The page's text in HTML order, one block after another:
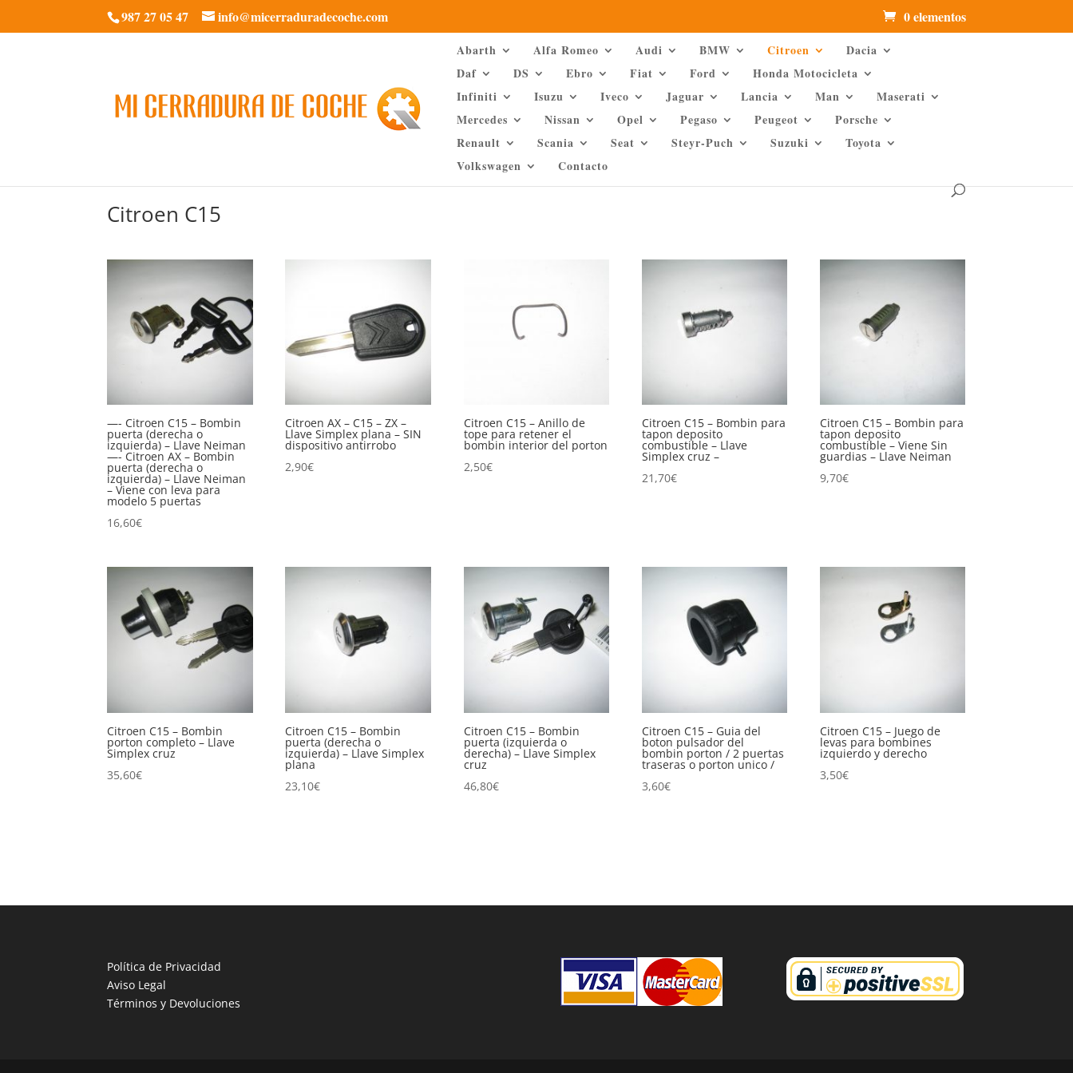
987 27 05 47 info@micerraduradecoche.com 0 elementos
Abarth Alfa Romeo Audi BMW Citroen
Dacia
Daf
DS Ebro Fiat Ford
Honda Motocicleta
Infiniti
Isuzu Iveco Jaguar Lancia Man
Maserati
Mercedes
Nissan Opel Pegaso Peugeot
Porsche
Renault
Scania Seat Steyr-Puch Suzuki
Toyota
Volkswagen
Contacto
Citroen C15
—- Citroen C15 – Bombin
puerta (derecha o
izquierda) – Llave Neiman
—- Citroen AX – Bombin
puerta (derecha o
izquierda) – Llave Neiman
– Viene con leva para
modelo 5 puertas
16,60€
Citroen AX – C15 – ZX –
Llave Simplex plana – SIN
dispositivo antirrobo
2,90€
Citroen C15 – Anillo de
tope para retener el
bombin interior del porton
2,50€
Citroen C15 – Bombin para
tapon deposito
combustible – Llave
Simplex cruz –
21,70€
Citroen C15 – Bombin para
tapon deposito
combustible – Viene Sin
guardias – Llave Neiman
9,70€
Citroen C15 – Bombin
porton completo – Llave
Simplex cruz
35,60€
Citroen C15 – Bombin
puerta (derecha o
izquierda) – Llave Simplex
plana
23,10€
Citroen C15 – Bombin
puerta (izquierda o
derecha) – Llave Simplex
cruz
46,80€
Citroen C15 – Guia del
boton pulsador del
bombin porton / 2 puertas
traseras o porton unico /
3,60€
Citroen C15 – Juego de
levas para bombines
izquierdo y derecho
3,50€
Política de Privacidad
Aviso Legal
Términos y Devoluciones